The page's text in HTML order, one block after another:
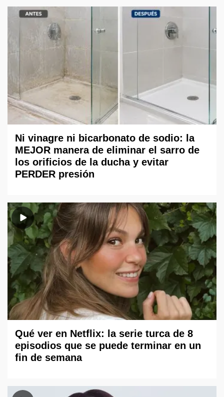
Ni vinagre ni bicarbonato de sodio: la
MEJOR manera de eliminar el sarro de
los orificios de la ducha y evitar
PERDER presión
Qué ver en Netflix: la serie turca de 8
episodios que se puede terminar en un
fin de semana